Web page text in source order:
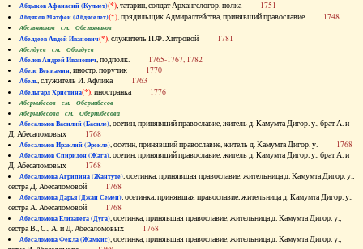
Абдыков Афанасий (Кулмет)(*), татарин, солдат Архангелогор. полка 1751
Абдяков Матфей (Абдяселет)(*), прядильщик Адмиралтейства, принявший православие 1748
Абезьянинов см. Обезьянинов
Абелдеев Авдей Иванович(*), служитель П.Ф. Хитровой 1781
Абелдуев см. Оболдуев
Абелов Андрей Иванович, подполк. 1765-1767, 1782
Абелс Вениамин, иностр. поручик 1770
Абель, служитель И. Афлика 1763
Абельгард Христина(*), иностранка 1776
Абернибесов см. Обернибесов
Абернибесова см. Обернибесова
Абесаломов Василий (Басиле), осетин, принявший православие, житель д. Камумта Дигор. у., брат А. и
Д. Абесаломовых 1768
Абесаломов Ираклий (Эрекле), осетин, принявший православие, житель д. Камумта Дигор. у. 1768
Абесаломов Спиридон (Жага), осетин, принявший православие, житель д. Камумта Дигор. у., брат А. и
Д. Абесаломовых 1768
Абесаломова Агрипина (Жантуте), осетинка, принявшая православие, жительница д. Камумта Дигор. у.,
сестра Д. Абесаломовой 1768
Абесаломова Дарья (Джан Семен), осетинка, принявшая православие, жительница д. Камумта Дигор. у.,
сестра А. Абесаломовой 1768
Абесаломова Елизавета (Дуга), осетинка, принявшая православие, жительница д. Камумта Дигор. у.,
сестра В., С., А. и Д. Абесаломовых 1768
Абесаломова Фекла (Жамкис), осетинка, принявшая православие, жительница д. Камумта Дигор. у.,